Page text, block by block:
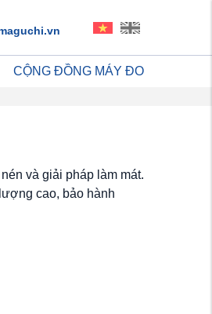
CỘNG ĐỒNG MÁY ĐO
và giải pháp làm mát.
cao, bảo hành